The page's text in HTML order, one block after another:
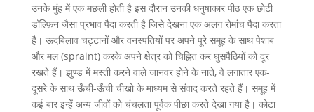
उनके मुंह में एक मछली होती है इस दौरान उनकी धनुषाकार पीठ एक छोटी
डॉल्फ़िन जैसा प्रभाव पैदा करती है जिसे देखना एक अलग रोमांच पैदा करता
है। ऊदबिलाव चट्टानों और वनस्पतियों पर अपने पूरे समूह के साथ पेशाब
और मल (spraint) करके अपने क्षेत्र को चिह्नित कर घुसपैठियों को दूर
रखते हैं। झुण्ड में मस्ती करने वाले जानवर होने के नाते, वे लगातार एक-
दूसरे के साथ ऊँची-ऊँची चीखो के माध्यम से संवाद करते रहते हैं। समूह में
कई बार इन्हें अन्य जीवों को चंचलता पूर्वक पीछा करते देखा गया है। कोटा